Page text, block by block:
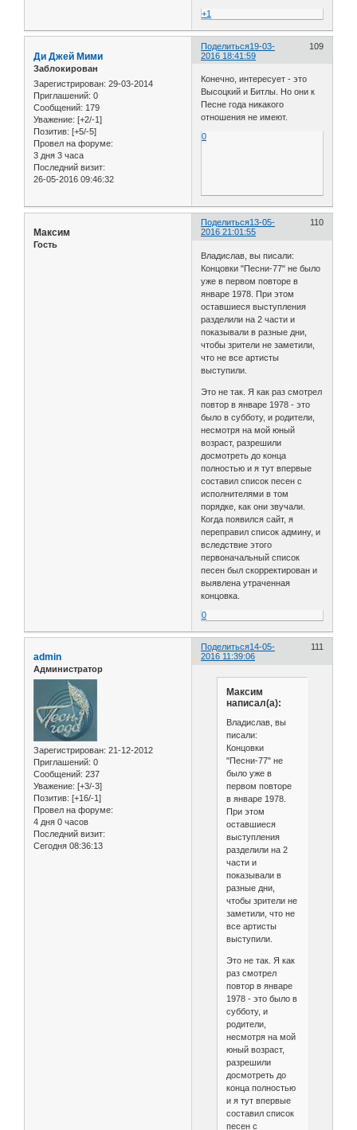
+1
Поделиться 109
19-03-
2016 18:41:59
Ди Джей Мими
Заблокирован
Зарегистрирован: 29-03-2014
Приглашений: 0
Сообщений: 179
Уважение: [+2/-1]
Позитив: [+5/-5]
Провел на форуме:
3 дня 3 часа
Последний визит:
26-05-2016 09:46:32
Конечно, интересует - это
Высоцкий и Битлы. Но они к
Песне года никакого
отношения не имеют.
0
Поделиться 110
13-05-
2016 21:01:55
Максим
Гость
Владислав, вы писали:
Концовки "Песни-77" не было
уже в первом повторе в
январе 1978. При этом
оставшиеся выступления
разделили на 2 части и
показывали в разные дни,
чтобы зрители не заметили,
что не все артисты
выступили.
Это не так. Я как раз смотрел
повтор в январе 1978 - это
было в субботу, и родители,
несмотря на мой юный
возраст, разрешили
досмотреть до конца
полностью и я тут впервые
составил список песен с
исполнителями в том
порядке, как они звучали.
Когда появился сайт, я
переправил список админу, и
вследствие этого
первоначальный список
песен был скорректирован и
выявлена утраченная
концовка.
0
Поделиться 111
14-05-
2016 11:39:06
admin
Администратор
Зарегистрирован: 21-12-2012
Приглашений: 0
Сообщений: 237
Уважение: [+3/-3]
Позитив: [+16/-1]
Провел на форуме:
4 дня 0 часов
Последний визит:
Сегодня 08:36:13
Максим
написал(а):
Владислав, вы
писали:
Концовки
"Песни-77" не
было уже в
первом повторе
в январе 1978.
При этом
оставшиеся
выступления
разделили на 2
части и
показывали в
разные дни,
чтобы зрители не
заметили, что не
все артисты
выступили.
Это не так. Я как
раз смотрел
повтор в январе
1978 - это было в
субботу, и
родители,
несмотря на мой
юный возраст,
разрешили
досмотреть до
конца полностью
и я тут впервые
составил список
песен с